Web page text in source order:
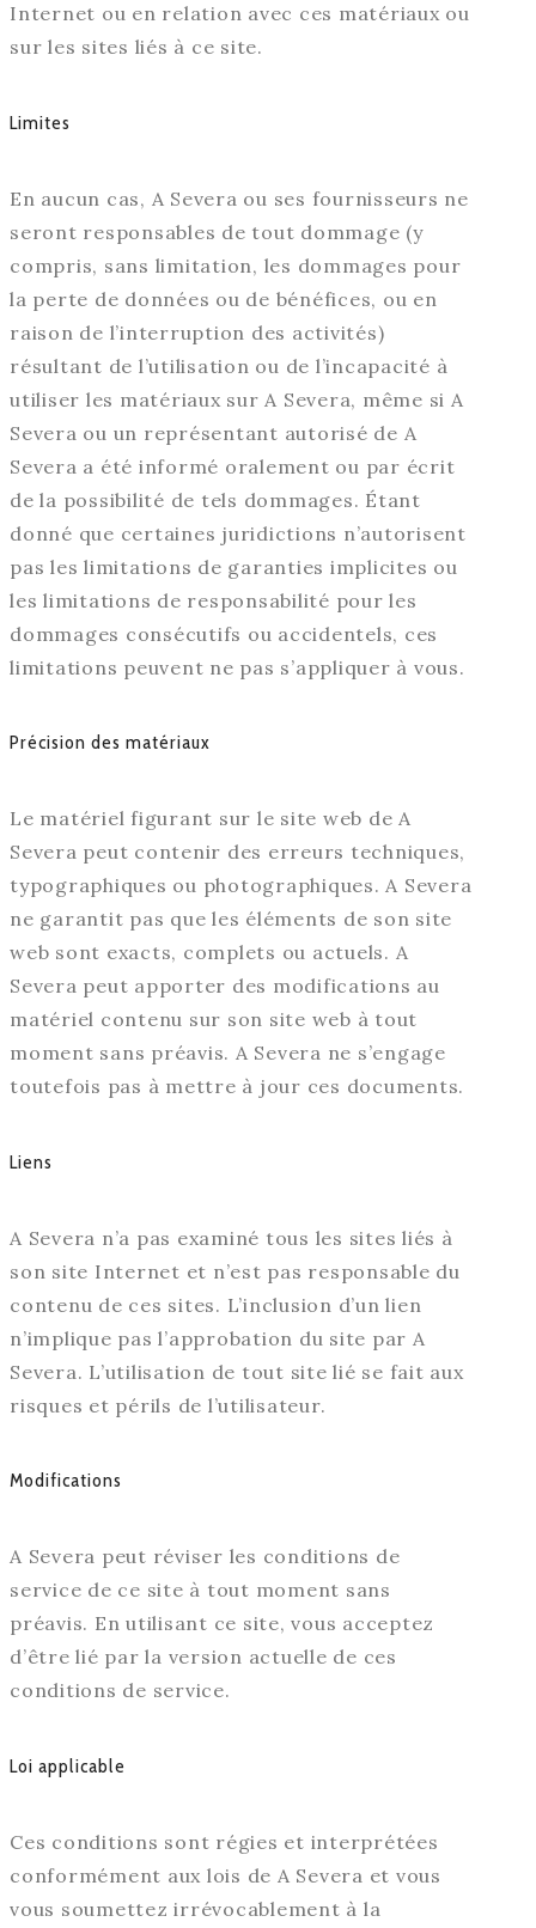
Internet ou en relation avec ces matériaux ou
sur les sites liés à ce site.
Limites
En aucun cas, A Severa ou ses fournisseurs ne
seront responsables de tout dommage (y
compris, sans limitation, les dommages pour
la perte de données ou de bénéfices, ou en
raison de l’interruption des activités)
résultant de l’utilisation ou de l’incapacité à
utiliser les matériaux sur A Severa, même si A
Severa ou un représentant autorisé de A
Severa a été informé oralement ou par écrit
de la possibilité de tels dommages. Étant
donné que certaines juridictions n’autorisent
pas les limitations de garanties implicites ou
les limitations de responsabilité pour les
dommages consécutifs ou accidentels, ces
limitations peuvent ne pas s’appliquer à vous.
Précision des matériaux
Le matériel figurant sur le site web de A
Severa peut contenir des erreurs techniques,
typographiques ou photographiques. A Severa
ne garantit pas que les éléments de son site
web sont exacts, complets ou actuels. A
Severa peut apporter des modifications au
matériel contenu sur son site web à tout
moment sans préavis. A Severa ne s’engage
toutefois pas à mettre à jour ces documents.
Liens
A Severa n’a pas examiné tous les sites liés à
son site Internet et n’est pas responsable du
contenu de ces sites. L’inclusion d’un lien
n’implique pas l’approbation du site par A
Severa. L’utilisation de tout site lié se fait aux
risques et périls de l’utilisateur.
Modifications
A Severa peut réviser les conditions de
service de ce site à tout moment sans
préavis. En utilisant ce site, vous acceptez
d’être lié par la version actuelle de ces
conditions de service.
Loi applicable
Ces conditions sont régies et interprétées
conformément aux lois de A Severa et vous
vous soumettez irrévocablement à la